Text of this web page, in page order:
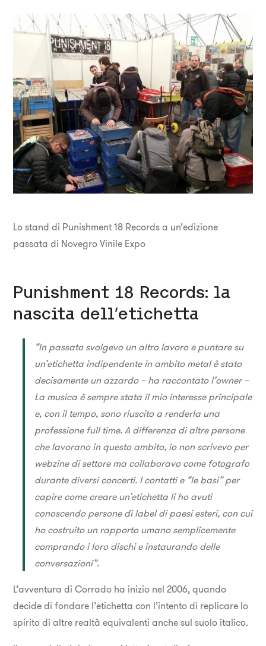
Lo stand di Punishment 18 Records a un’edizione
passata di Novegro Vinile Expo
Punishment 18 Records: la
nascita dell’etichetta
“In passato svolgevo un altro lavoro e puntare su
un’etichetta indipendente in ambito metal è stato
decisamente un azzardo – ha raccontato l’owner –
La musica è sempre stata il mio interesse principale
e, con il tempo, sono riuscito a renderla una
professione full time. A differenza di altre persone
che lavorano in questo ambito, io non scrivevo per
webzine di settore ma collaboravo come fotografo
durante diversi concerti. I contatti e “le basi” per
capire come creare un’etichetta li ho avuti
conoscendo persone di label di paesi esteri, con cui
ho costruito un rapporto umano semplicemente
comprando i loro dischi e instaurando delle
conversazioni”.
L’avventura di Corrado ha inizio nel 2006, quando
decide di fondare l’etichetta con l’intento di replicare lo
spirito di altre realtà equivalenti anche sul suolo italico.